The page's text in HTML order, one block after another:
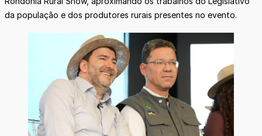
da população e dos produtores rurais presentes no evento.